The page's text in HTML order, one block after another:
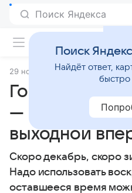
Поиск Яндекса
29 ноября 2025 Источник:
Гороскоп на
— не надо
выходной
Скоро декабрь, скоро
Надо использовать
оставшееся время
Поиск
Найдёт ответ,
быстро